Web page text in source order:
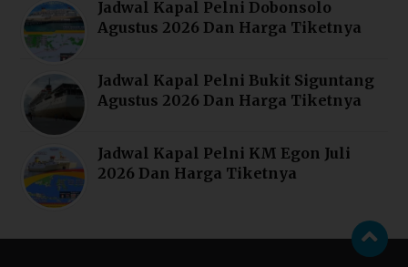
Jadwal Kapal Pelni Dobonsolo
Agustus 2026 Dan Harga Tiketnya
Jadwal Kapal Pelni Bukit Siguntang
Agustus 2026 Dan Harga Tiketnya
Jadwal Kapal Pelni KM Egon Juli
2026 Dan Harga Tiketnya